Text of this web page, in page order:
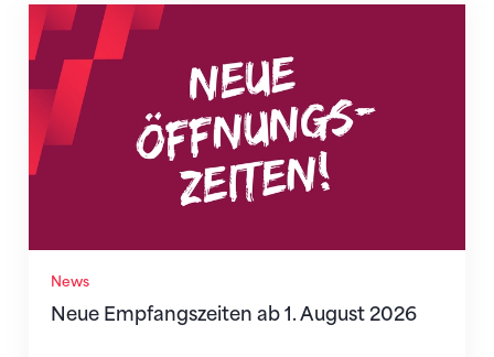
News
Neue Empfangszeiten ab 1. August 2026
Neue Empfangszeiten ab 1. August 2026